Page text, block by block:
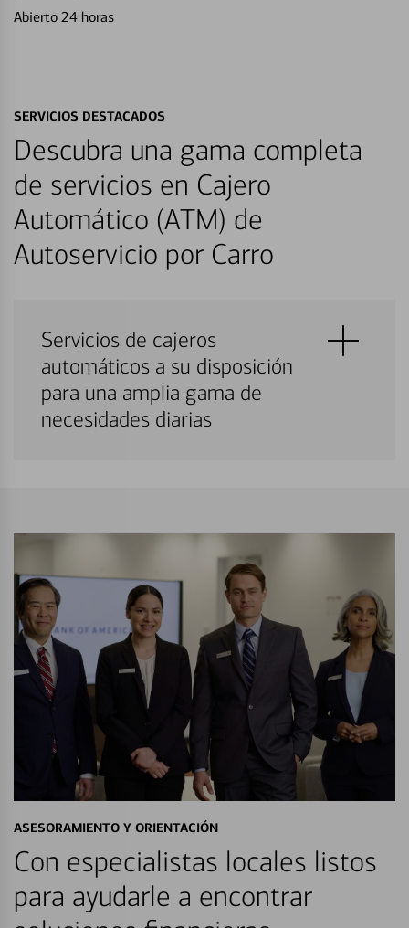
Abierto 24 horas
SERVICIOS DESTACADOS
Descubra una gama completa
de servicios en Cajero
Automático (ATM) de
Autoservicio por Carro
Servicios de cajeros
automáticos a su disposición
para una amplia gama de
necesidades diarias
ASESORAMIENTO Y ORIENTACIÓN
Con especialistas locales listos
para ayudarle a encontrar